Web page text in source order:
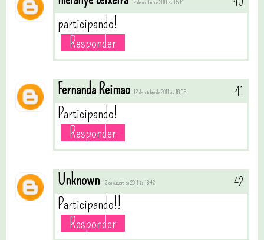
12 de outubro de 2011 às 15:14
participando!
Responder
Fernanda Reimao 12 de outubro de 2011 às 18:05
Participando!
Responder
Unknown 12 de outubro de 2011 às 18:42
Participando!!
Responder